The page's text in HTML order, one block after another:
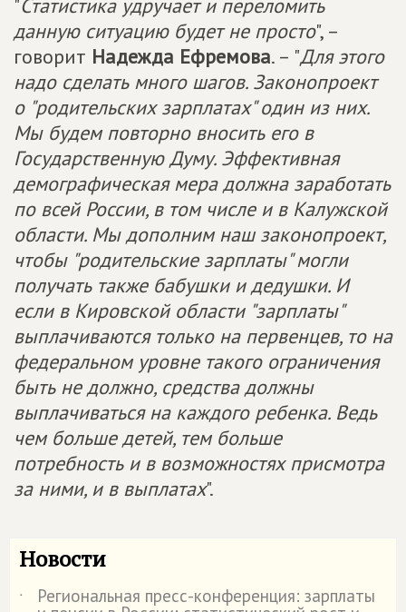
"Статистика удручает и переломить
данную ситуацию будет не просто", –
говорит Надежда Ефремова. – "Для этого
надо сделать много шагов. Законопроект
о "родительских зарплатах" один из них.
Мы будем повторно вносить его в
Государственную Думу. Эффективная
демографическая мера должна заработать
по всей России, в том числе и в Калужской
области. Мы дополним наш законопроект,
чтобы "родительские зарплаты" могли
получать также бабушки и дедушки. И
если в Кировской области "зарплаты"
выплачиваются только на первенцев, то на
федеральном уровне такого ограничения
быть не должно, средства должны
выплачиваться на каждого ребенка. Ведь
чем больше детей, тем больше
потребность и в возможностях присмотра
за ними, и в выплатах".
Новости
˙ Региональная пресс-конференция: зарплаты